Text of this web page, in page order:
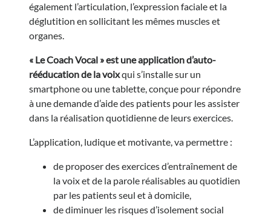
également l’articulation, l’expression faciale et la
déglutition en sollicitant les mêmes muscles et
organes.
« Le Coach Vocal » est une application d’auto-
rééducation de la voixqui s’installe sur un
smartphone ou une tablette, conçue pour répondre
à une demande d’aide des patients pour les assister
dans la réalisation quotidienne de leurs exercices.
L’application, ludique et motivante, va permettre :
de proposer des exercices d’entraînement de
la voix et de la parole réalisables au quotidien
par les patients seul et à domicile,
de diminuer les risques d’isolement social